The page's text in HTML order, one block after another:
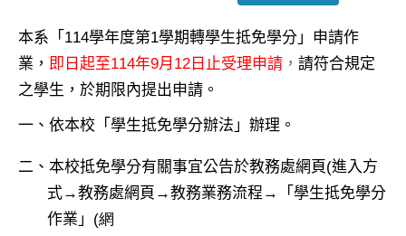
本系「 114學年度第1學期轉學生抵免學分」申請作
業， 即日起至114年9月 12 日止受理申請 ， 請符合規定
之學生，於期限內提出申請。
一、依本校「學生抵免學分辦法」辦理。
二、本校抵免學分有關事宜公告於教務處網頁(進入方
式→教務處網頁 →教務業務流程 →
「學生抵免學分
作業」 (網